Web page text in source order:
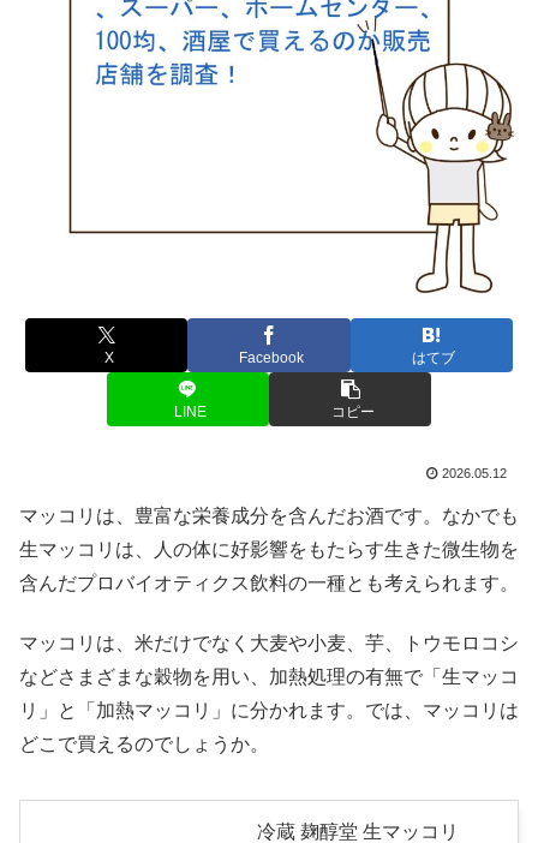
X Facebook はてブ
LINE コピー
2026.05.12
マッコリは、豊富な栄養成分を含んだお酒です。なかでも
生マッコリは、人の体に好影響をもたらす生きた微生物を
含んだプロバイオティクス飲料の一種とも考えられます。
マッコリは、米だけでなく大麦や小麦、芋、トウモロコシ
などさまざまな穀物を用い、加熱処理の有無で「生マッコ
リ」と「加熱マッコリ」に分かれます。では、マッコリは
どこで買えるのでしょうか。
冷蔵 麹醇堂 生マッコリ